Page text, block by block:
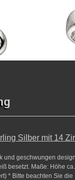
Silber mit 14
und geschwungen
besetzt. Maße: Höhe
* Bitte beachten Sie